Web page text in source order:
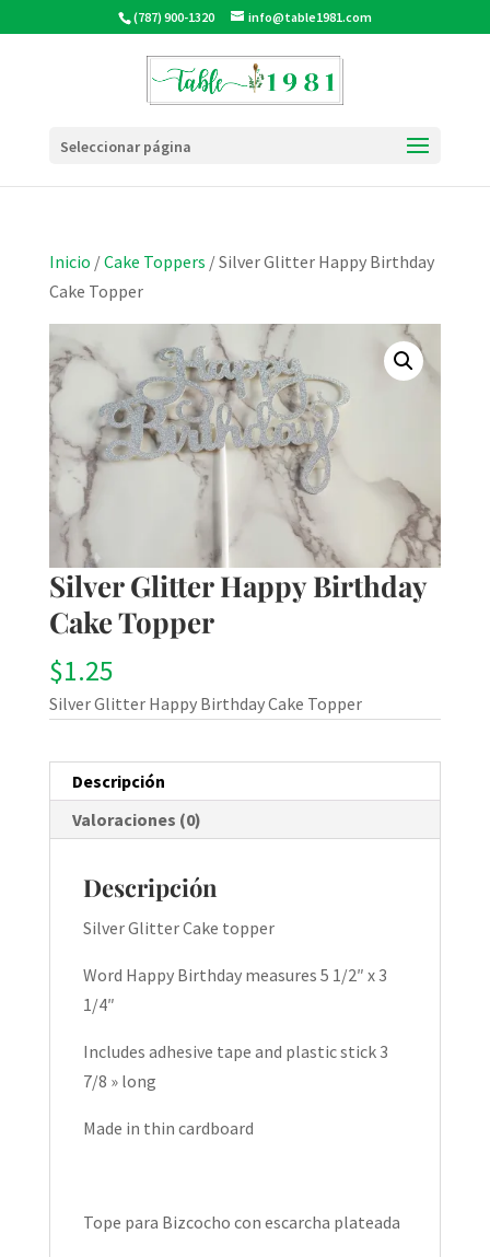
(787) 900-1320 info@table1981.com
Seleccionar página
Inicio /Cake Toppers / Silver Glitter Happy Birthday
Cake Topper
Silver Glitter Happy Birthday
Cake Topper
$1.25
Silver Glitter Happy Birthday Cake Topper
Descripción
Valoraciones (0)
Descripción
Silver Glitter Cake topper
Word Happy Birthday measures 5 1/2″ x 3
1/4″
Includes adhesive tape and plastic stick 3
7/8 » long
Made in thin cardboard
Tope para Bizcocho con escarcha plateada